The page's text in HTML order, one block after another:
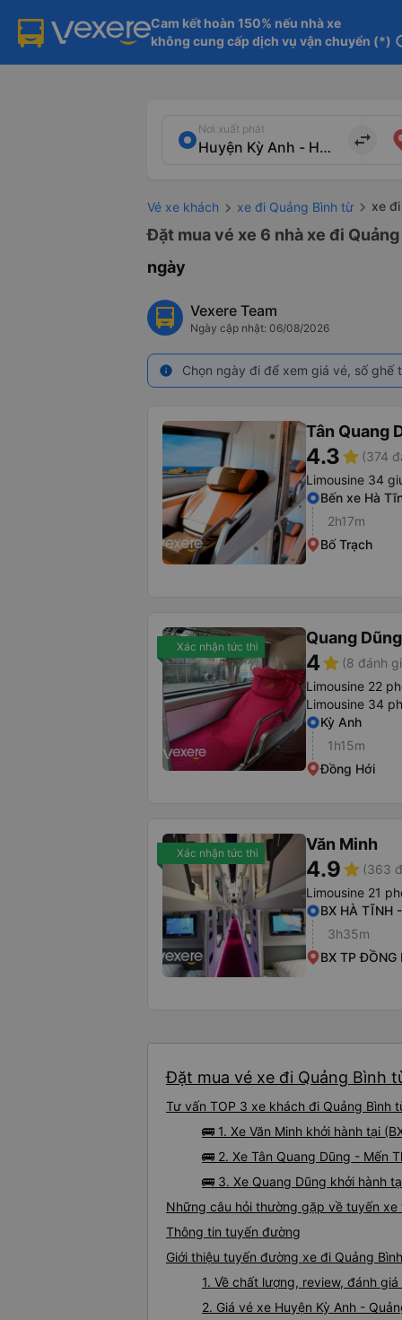
Cam kết hoàn 150% nếu nhà xe
không cung cấp dịch vụ vận chuyển (*)
Nơi xuất phát
import_export
Vé xe khách xe đi Quảng Bình từ xe
Đặt mua vé xe 6 nhà xe đi
ngày
Vexere Team
Ngày cập nhật: 06/08/2026
info Chọn ngày đi để xem giá vé, số
Tân Quang
4.3star (374
Limousine 34
Bến xe Hà
2h17m
Bố Trạch
Xác nhận tức thì Quang Dũng
4star (8 đánh
Limousine 22
Limousine 34
Kỳ Anh
1h15m
Đồng Hới
Xác nhận tức thì Văn Minh
4.9star (363
Limousine 21
BX HÀ TĨNH
3h35m
BX TP ĐỒNG
Đặt mua vé xe đi Quảng Bình
Tư vấn TOP 3 xe khách đi Quảng Bình
🚌 1. Xe Văn Minh khởi hành tại
🚌 2. Xe Tân Quang Dũng - Mến
🚌 3. Xe Quang Dũng khởi hành
Những câu hỏi thường gặp về tuyến xe
Thông tin tuyến đường
Giới thiệu tuyến đường xe đi Quảng
1. Về chất lượng, review, đánh
2. Giá vé xe Huyện Kỳ Anh -